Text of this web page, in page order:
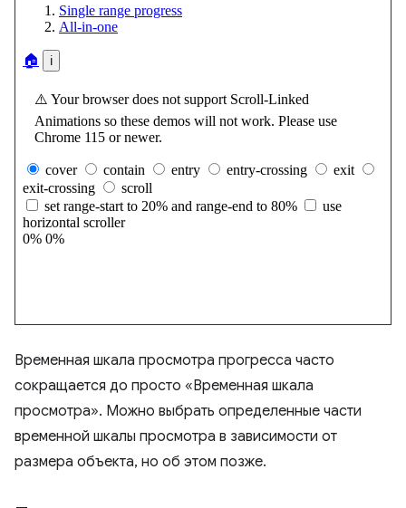
Временная шкала просмотра прогресса часто
сокращается до просто «Временная шкала
просмотра». Можно выбрать определенные части
временной шкалы просмотра в зависимости от
размера объекта, но об этом позже.